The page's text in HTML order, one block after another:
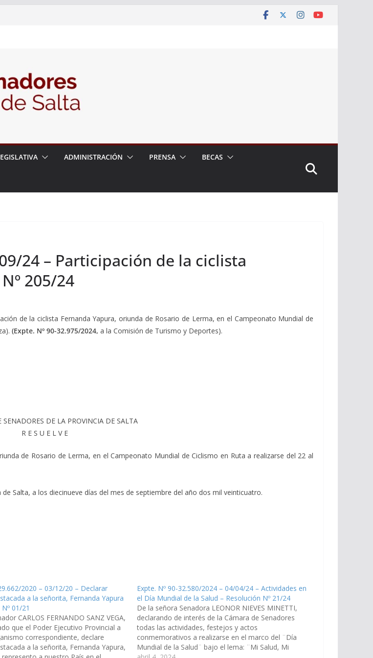
el Ente Salteño
ADMINISTRACIÓN PRENSA BECAS
24 – Participación de la ciclista
205/24
de la ciclista Fernanda Yapura, oriunda de Rosario de Lerma, en el Campeonato Mundial de
(Expte. Nº 90-32.975/2024, a la Comisión de Turismo y Deportes).
SENADORES DE LA PROVINCIA DE SALTA
R E S U E L V E
de Rosario de Lerma, en el Campeonato Mundial de Ciclismo en Ruta a realizarse del 22 al
Salta, a los diecinueve días del mes de septiembre del año dos mil veinticuatro.
2020 – 03/12/20 – Declarar
a la señorita, Fernanda Yapura
01/21
CARLOS FERNANDO SANZ VEGA,
que el Poder Ejecutivo Provincial a
correspondiente, declare
a la señorita, Fernanda Yapura,
Expte. Nº 90-32.580/2024 – 04/04/24 – Actividades en
el Día Mundial de la Salud – Resolución Nº 21/24
De la señora Senadora LEONOR NIEVES MINETTI,
declarando de interés de la Cámara de Senadores
todas las actividades, festejos y actos
conmemorativos a realizarse en el marco del ¨Día
Mundial de la Salud¨ bajo el lema: ¨Mi Salud, Mi